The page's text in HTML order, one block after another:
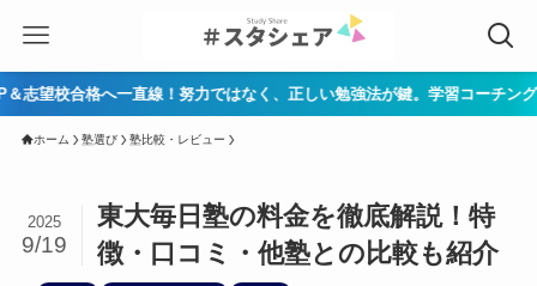
力ではなく、正しい勉強法が鍵。学習コーチングを無料体験▶ 公式HPは
ホーム 塾選び 塾比較・レビュー
東大毎日塾の料金を徹底解説！特
徴・口コミ・他塾との比較も紹介
2025
9/19